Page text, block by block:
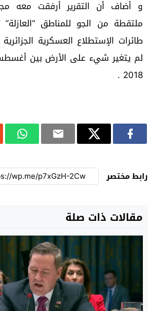
و أضاف أن التقرير أرفقت معه
ملتقطة من الجو للمناطق
طائرات الإستطلاع العسكرية
2018 .
رابط مختصر
مقالات ذات صلة